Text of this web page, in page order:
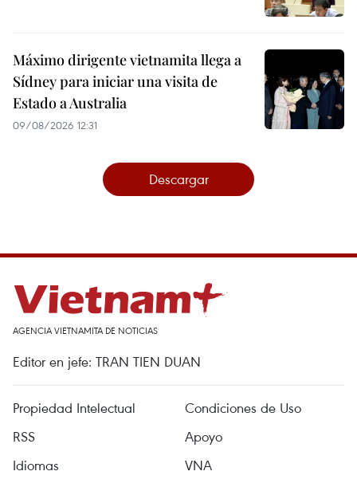
Máximo dirigente vietnamita llega a
Sídney para iniciar una visita de
Estado a Australia
09/08/2026 12:31
Descargar
AGENCIA VIETNAMITA DE NOTICIAS
Editor en jefe: TRAN TIEN DUAN
Propiedad Intelectual
Condiciones de Uso
RSS
Apoyo
Idiomas
VNA